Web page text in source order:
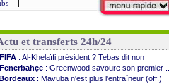
|
et transferts 24h/24
FIFA : Al-Khelaïfi président ? Tebas dit non
Fenerbahçe : Greenwood savoure son premier ...
: Mavuba n'est plus l'entraîneur (off.)